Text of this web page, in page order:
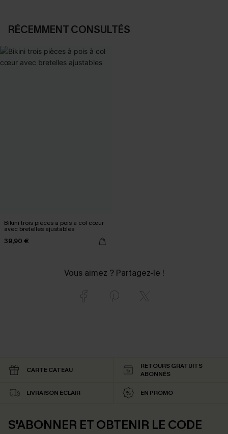
RÉCEMMENT CONSULTÉS
Bikini trois pièces à pois à col cœur
avec bretelles ajustables
39,90 €
Vous aimez ? Partagez-le !
CARTE CATEAU
RETOURS GRATUITS
ABONNÉS
LIVRAISON ÉCLAIR EN PROMO
S'ABONNER ET OBTENIR LE CODE